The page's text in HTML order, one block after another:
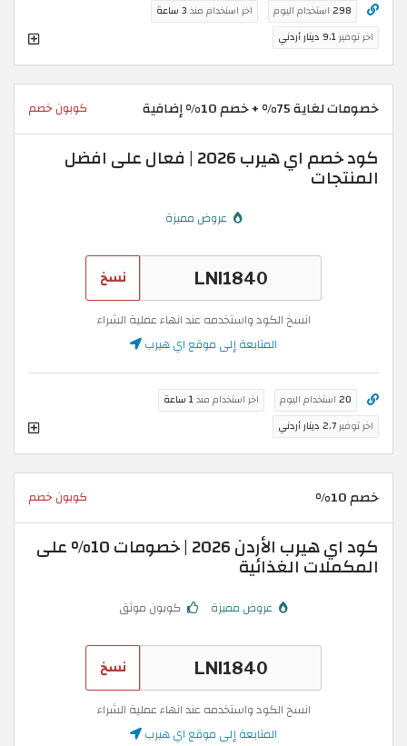
298 استخدام اليوم اخر استخدام منذ 3 ساعة
اخر توفير9.1 دينار أردني
خصومات لغاية 75% + خصم 10% إضافية كوبون خصم
كود خصم اي هيرب 2026 | فعال على افضل
المنتجات
عروض مميزة
نسخ
انسخ الكود واستخدمه عند انهاء عملية الشراء
المتابعة إلى موقع اي هيرب
20 استخدام اليوم اخر استخدام منذ1 ساعة
اخر توفير2.7 دينار أردني
خصم 10% كوبون خصم
كود اي هيرب الأردن 2026 | خصومات 10% على
المكملات الغذائية
عروض مميزة كوبون موثق
نسخ
انسخ الكود واستخدمه عند انهاء عملية الشراء
المتابعة إلى موقع اي هيرب